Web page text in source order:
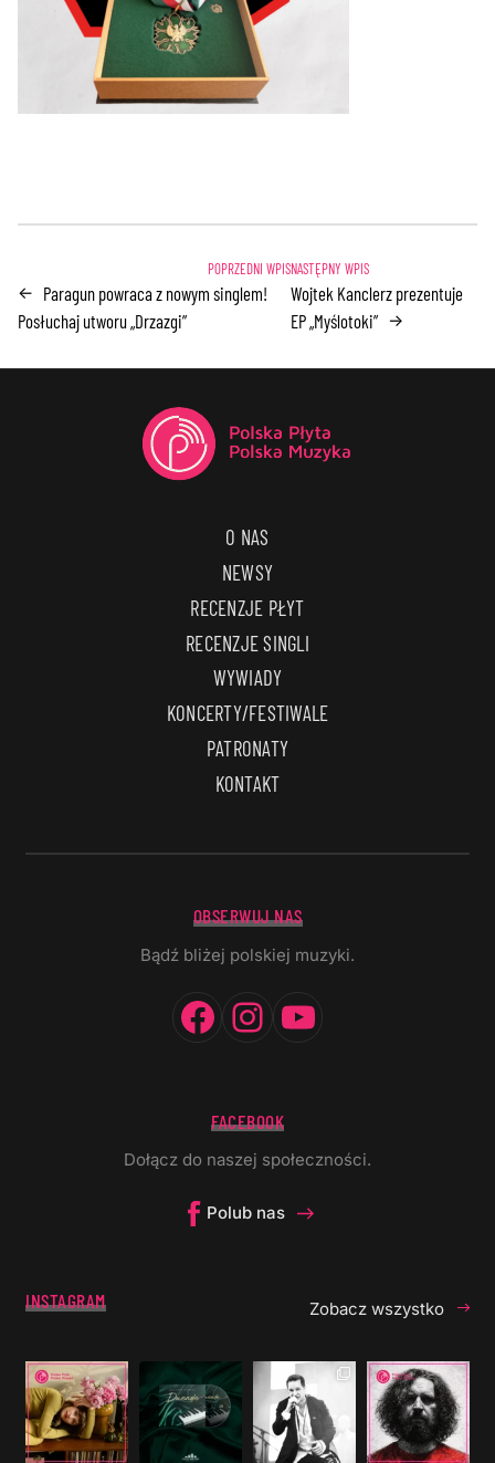
← Paragun powraca z nowym singlem!
Posłuchaj utworu „Drzazgi”
Wojtek Kanclerz prezentuje
EP „Myślotoki” →
O NAS
NEWSY
RECENZJE PŁYT
RECENZJE SINGLI
WYWIADY
KONCERTY/FESTIWALE
PATRONATY
KONTAKT
OBSERWUJ NAS
Bądź bliżej polskiej muzyki.
Facebook
Instagram
FACEBOOK
Dołącz do naszej społeczności.
Polub nas
INSTAGRAM Zobacz wszystko